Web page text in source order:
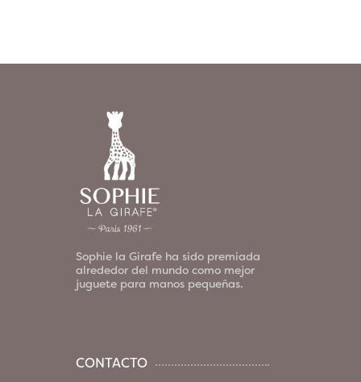
Sophie la Girafe ha sido premiada
alrededor del mundo como mejor
juguete para manos pequeñas.
CONTACTO